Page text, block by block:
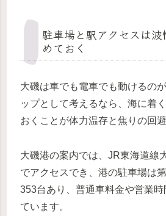
駐車場と駅アクセスは
めておく
大磯は車でも電車でも動けるの
ップとして考えるなら、海に着
おくことが体力温存と焦りの回
大磯港の案内では、JR東海道線
でアクセスでき、港の駐車場は
353台あり、普通車料金や営業
ています。